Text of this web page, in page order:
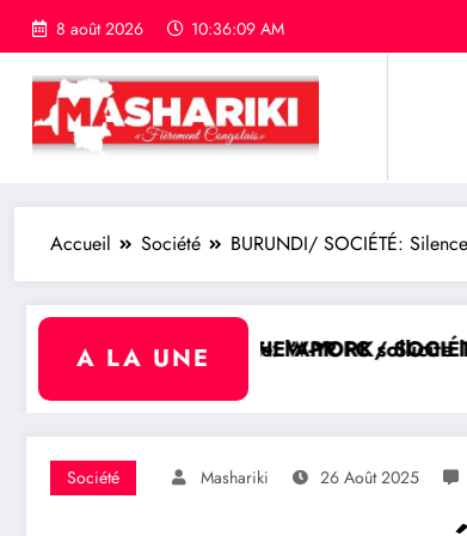
8 août 2026 10:36:10 AM
Accueil Société BURUNDI/ SOCIÉTÉ:
A LA UNE
FC sollicite la délocalisation de son
YORK/ SOCIÉTÉ : L’ambassadeur Luc
Société Mashariki 26 Août 2025